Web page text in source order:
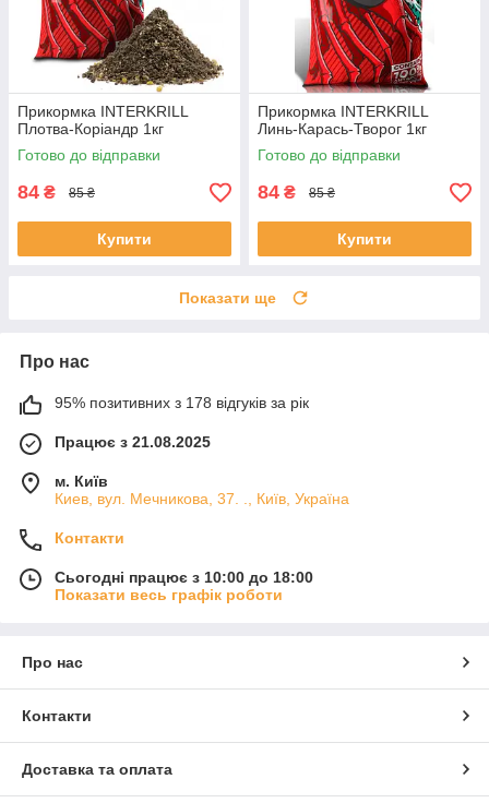
Прикормка INTERKRILL
Плотва-Коріандр 1кг
Готово до відправки
84 ₴ 85 ₴
Купити
Прикормка INTERKRILL
Линь-Карась-Творог 1кг
Готово до відправки
84 ₴ 85 ₴
Купити
Показати ще
Про нас
95% позитивних з 178 відгуків за рік
Працює з 21.08.2025
м. Київ
Киев, вул. Мечникова, 37. ., Київ, Україна
Контакти
Сьогодні працює з 10:00 до 18:00
Показати весь графік роботи
Про нас
Контакти
Доставка та оплата